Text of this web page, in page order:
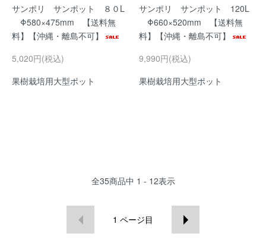
サンポリ サンポット ８０L
Φ580×475mm 【送料無
料】【沖縄・離島不可】
5,020円(税込)
果樹栽培用大型ポット
サンポリ サンポット 120L
Φ660×520mm 【送料無
料】【沖縄・離島不可】
9,990円(税込)
果樹栽培用大型ポット
全35商品中 1 - 12表示
1 ページ目